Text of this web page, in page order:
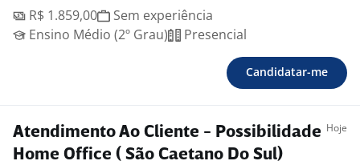
R$ 1.859,00
Sem experiência
Ensino Médio (2º Grau)
Presencial
Candidatar-me
Atendimento Ao Cliente - Possibilidade
Home Office ( São Caetano Do Sul)
Hoje